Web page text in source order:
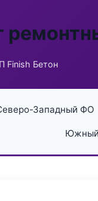
Finish Бетон
Западный ФО